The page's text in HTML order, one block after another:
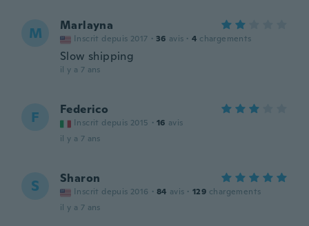
M Marlayna
Inscrit depuis 2017 · 36 avis · 4 chargements
Slow shipping
il y a 7 ans
F Federico
Inscrit depuis 2015 · 16 avis
il y a 7 ans
S Sharon
Inscrit depuis 2016 · 84 avis · 129 chargements
il y a 7 ans